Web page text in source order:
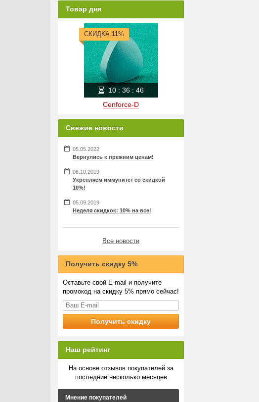
Товар дня
Cenforce-D
СКИДКА 11%
10: 36: 46
Свежие новости
05.05.2022
Вернулись к прежним ценам!
08.10.2019
Укрепляем иммунитет со скидкой
10%!
05.09.2019
Неделя скидкок: 10% на все!
Все новости
Получить скидку 5%
Оставьте свой E-mail и получите
промокод на скидку 5% прямо сейчас!
Наш рейтинг
На основе отзывов покупателей за
последние несколько месяцев
Мнение покупателей